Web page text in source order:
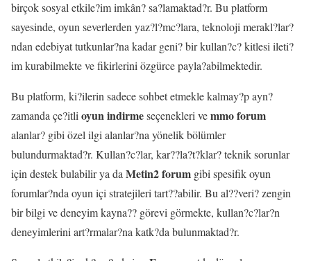
birçok sosyal etkile?im imkân? sa?lamaktad?r. Bu platform
sayesinde, oyun severlerden yaz?l?mc?lara, teknoloji merakl?lar?
ndan edebiyat tutkunlar?na kadar geni? bir kullan?c? kitlesi ileti?
im kurabilmekte ve fikirlerini özgürce payla?abilmektedir.
Bu platform, ki?ilerin sadece sohbet etmekle kalmay?p ayn?
zamanda çe?itli oyun indirmeseçenekleri vemmo forum
alanlar? gibi özel ilgi alanlar?na yönelik bölümler
bulundurmaktad?r. Kullan?c?lar, kar??la?t?klar? teknik sorunlar
için destek bulabilir ya da Metin2 forum gibi spesifik oyun
forumlar?nda oyun içi stratejileri tart??abilir. Bu al??veri? zengin
bir bilgi ve deneyim kayna?? görevi görmekte, kullan?c?lar?n
deneyimlerini art?rmalar?na katk?da bulunmaktad?r.